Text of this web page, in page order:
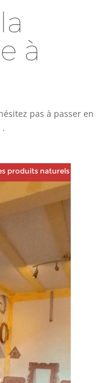
à
pas à passer en